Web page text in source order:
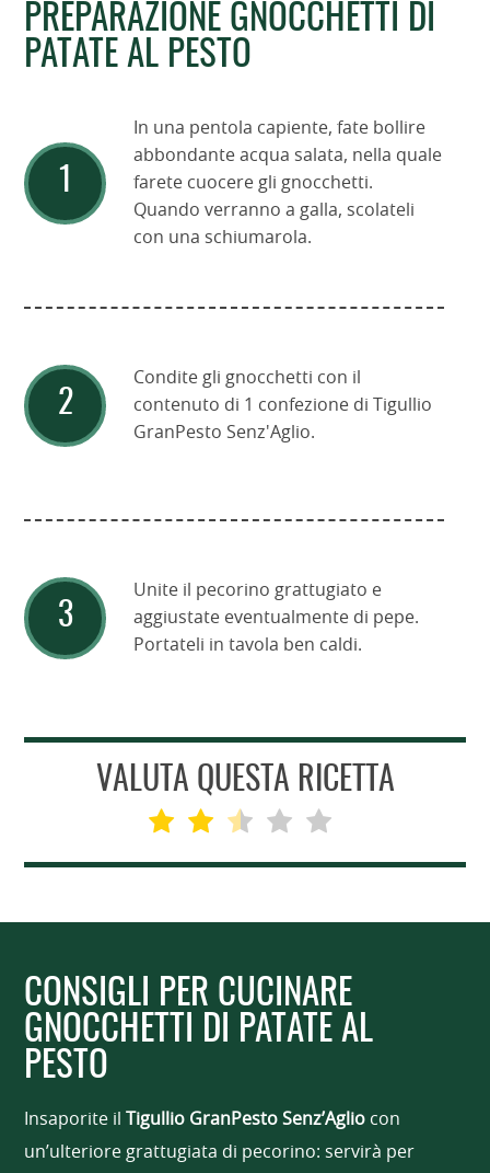
PREPARAZIONE GNOCCHETTI DI
PATATE AL PESTO
In una pentola capiente, fate bollire
abbondante acqua salata, nella quale
farete cuocere gli gnocchetti.
Quando verranno a galla, scolateli
con una schiumarola.
Condite gli gnocchetti con il
contenuto di 1 confezione di Tigullio
GranPesto Senz'Aglio.
Unite il pecorino grattugiato e
aggiustate eventualmente di pepe.
Portateli in tavola ben caldi.
VALUTA QUESTA RICETTA
CONSIGLI PER CUCINARE
GNOCCHETTI DI PATATE AL
PESTO
Insaporite il Tigullio GranPesto Senz’Aglio con
un’ulteriore grattugiata di pecorino: servirà per